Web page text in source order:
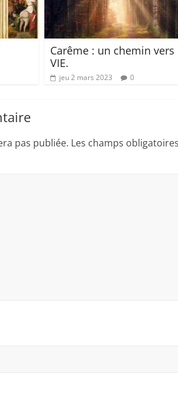
Carême : un chemin vers
VIE.
jeu 2 mars 2023 0
pas publiée. Les champs